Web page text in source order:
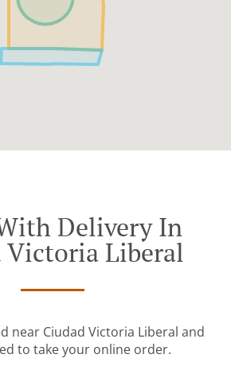
Delivery In
Victoria Liberal
near Ciudad Victoria Liberal and
to take your online order.